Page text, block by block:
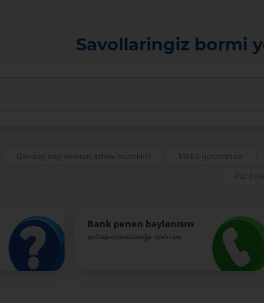
Savollaringiz bormi
Qanday etip amanat ashıw múmkin? Mobil qosımshası
Pul
Bank penen baylanısıw
qollap-quwatlawǵa qońıraw